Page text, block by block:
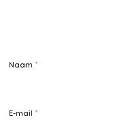
Naam *
E-mail *